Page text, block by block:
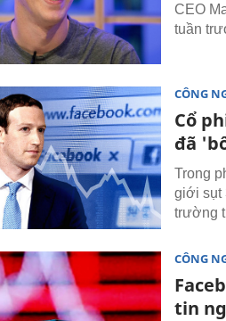
CEO
tuần
CÔNG
Cổ
đã
Trong
giới sụt
trường
CÔNG
tin